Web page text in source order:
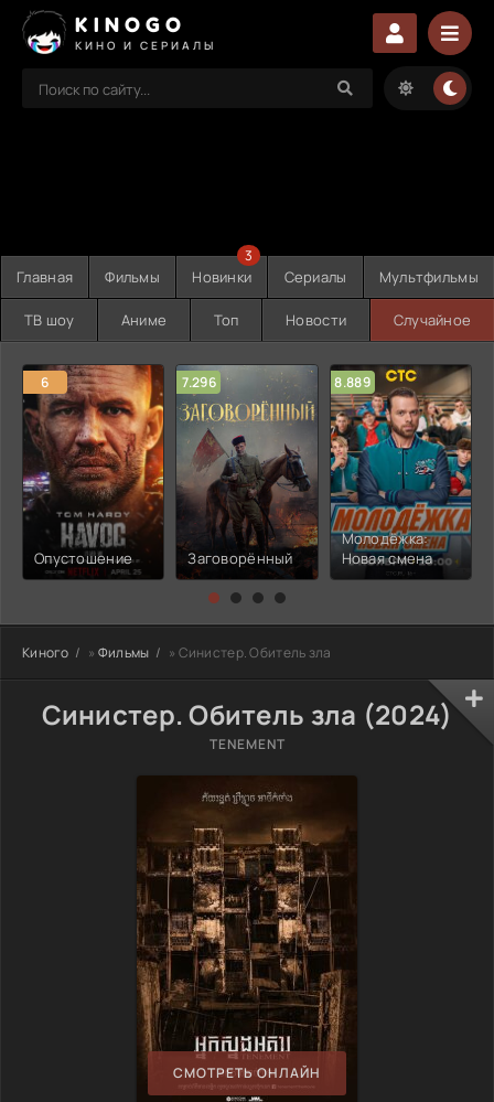
KINOGO
КИНО И СЕРИАЛЫ
Главная Фильмы Новинки
3
Сериалы Мультфильмы
ТВ шоу Аниме Топ Новости Случайное
6
Опустошение
7.296
Заговорённый
8.889
Молодёжка:
Новая смена
Киного » Фильмы » Синистер. Обитель зла
Синистер. Обитель зла (2024)
TENEMENT
СМОТРЕТЬ ОНЛАЙН